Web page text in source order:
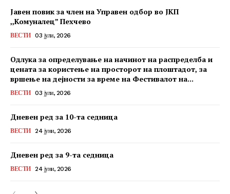
Јавен повик за член на Управен одбор во ЈКП
,,Комуналец” Пехчево
ВЕСТИ 03 јули, 2026
Одлука за определување на начинот на распределба и
цената за користење на просторот на плоштадот, за
вршење на дејности за време на Фестивалот на...
ВЕСТИ 03 јули, 2026
Дневен ред за 10-та седница
ВЕСТИ 24 јуни, 2026
Дневен ред за 9-та седница
ВЕСТИ 24 јуни, 2026